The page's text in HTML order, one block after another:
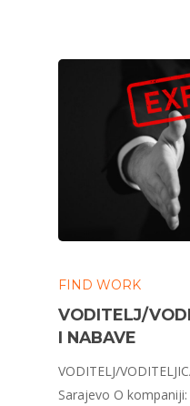
FIND WORK
VODITELJ/
I NABAVE
VODITELJ/
Sarajevo O